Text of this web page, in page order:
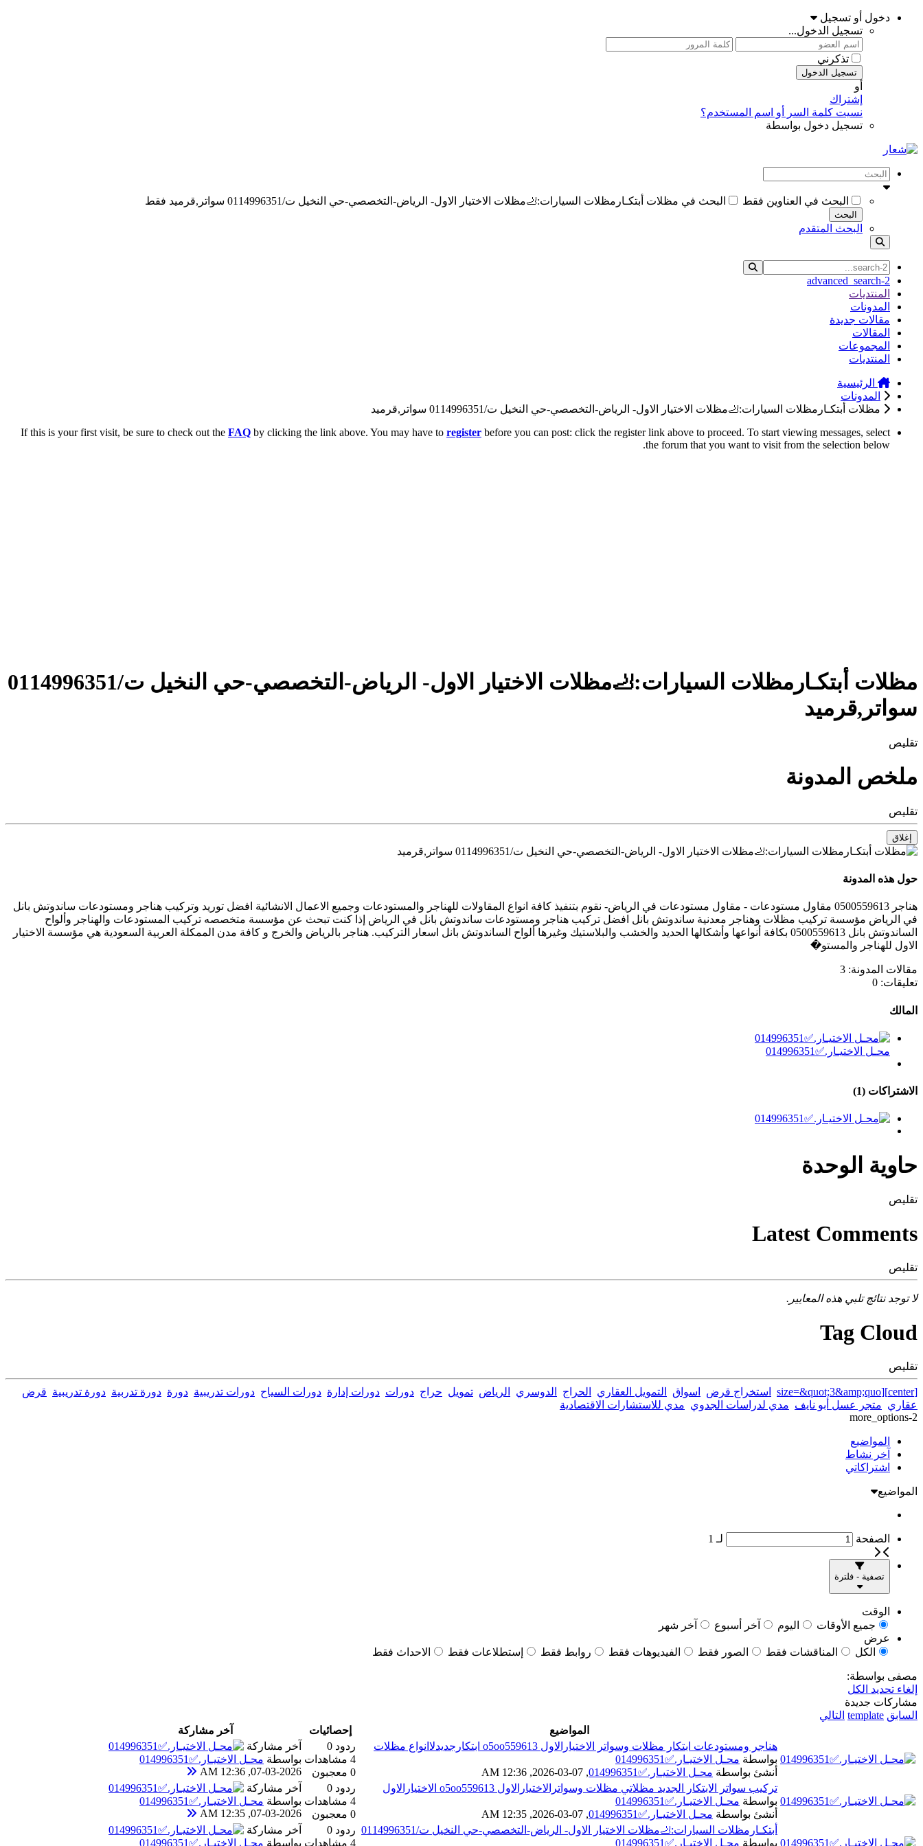
دخول أو تسجيل
تسجيل الدخول...
تذكرني
تسجيل الدخول
أو
إشتراك
نسيت كلمة السر أو اسم المستخدم؟
تسجيل دخول بواسطة
البحث في العناوين فقط البحث في مظلات أبتكـارمظلات السيارات:🦶مظلات الاختيار الاول- الرياض-التخصصي-حي النخيل ت/0114996351 سواتر,قرميد فقط
البحث
البحث المتقدم
advanced_search-2
المنتديات
المدونات
مقالات جديدة
المقالات
المجموعات
المنتديات
الرئيسية
المدونات
مظلات أبتكـارمظلات السيارات:🦶مظلات الاختيار الاول- الرياض-التخصصي-حي النخيل ت/0114996351 سواتر,قرميد
If this is your first visit, be sure to check out the FAQ by clicking the link above. You may have to register before you can post: click the register link above to proceed. To start viewing messages, select
the forum that you want to visit from the selection below.
مظلات أبتكـارمظلات السيارات:🦶مظلات الاختيار الاول- الرياض-التخصصي-حي النخيل ت/0114996351
سواتر,قرميد
تقليص
ملخص المدونة
تقليص
إغلاق
حول هذه المدونة
هناجر 0500559613 مقاول مستودعات - مقاول مستودعات في الرياض- نقوم بتنفيذ كافة انواع المقاولات للهناجر والمستودعات وجميع الاعمال الانشائية افضل توريد وتركيب هناجر ومستودعات ساندوتش بانل
في الرياض مؤسسة تركيب مظلات وهناجر معدنية ساندوتش بانل افضل تركيب هناجر ومستودعات ساندوتش بانل في الرياض إذا كنت تبحث عن مؤسسة متخصصه تركيب المستودعات والهناجر وألواح
الساندوتش بانل 0500559613 بكافة أنواعها وأشكالها الحديد والخشب والبلاستيك وغيرها ألواح الساندوتش بانل اسعار التركيب. هناجر بالرياض والخرج و كافة مدن الممكلة العربية السعودية هي مؤسسة الاختيار
الاول للهناجر والمستو�
مقالات المدونة: 3
تعليقات: 0
المالك
محـل الاختيـار.✅014996351
الاشتراكات (1)
حاوية الوحدة
تقليص
Latest Comments
تقليص
لا توجد نتائج تلبي هذه المعايير.
Tag Cloud
تقليص
[center][size=&quot;3&amp;quo استخراج قرض اسواق التمويل العقاري الحراج الدوسري الرياض تمويل حراج دورات دورات إدارة دورات السياح دورات تدريبية دورة دورة تدربية دورة تدريبية قرض
عقاري متجر عسل أبو نايف مدي لدراسات الجدوي مدي للاستشارات الاقتصادية
more_options-2
المواضيع
آخر نشاط
اشتراكاتي
المواضيع
الصفحة لـ 1
تصفية - فلترة
الوقت
جميع الأوقات
اليوم آخر أسبوع
آخر شهر
عرض
الكل
المناقشات فقط الصور فقط الفيديوهات فقط روابط فقط إستطلاعات فقط الاحداث فقط
مصفى بواسطة:
إلغاء تحديد الكل
مشاركات جديدة
السابق template التالي
المواضيع
إحصائيات
آخر مشاركة
هناجر ومستودعات ابتكار مظلات وسواتر الاختيارالاول o5oo559613 ابتكارجديدلاانواع مظلات
بواسطة محـل الاختيـار.✅014996351
أنشئ بواسطة محـل الاختيـار.✅014996351 ,
07-03-2026, 12:36 AM
ردود 0
4 مشاهدات
0 معجبون
آخر مشاركة
بواسطة محـل الاختيـار.✅014996351
07-03-2026, 12:36 AM
تركيب سواتر الابتكار الجديد مظلاتي مظلات وسواترالاختيارالاول o5oo559613 الاختيارالاول
بواسطة محـل الاختيـار.✅014996351
أنشئ بواسطة محـل الاختيـار.✅014996351 ,
07-03-2026, 12:35 AM
ردود 0
4 مشاهدات
0 معجبون
آخر مشاركة
بواسطة محـل الاختيـار.✅014996351
07-03-2026, 12:35 AM
أبتكـارمظلات السيارات:🦶مظلات الاختيار الاول- الرياض-التخصصي-حي النخيل ت/0114996351
بواسطة محـل الاختيـار.✅014996351
ردود 0
4 مشاهدات
آخر مشاركة
بواسطة محـل الاختيـار.✅014996351